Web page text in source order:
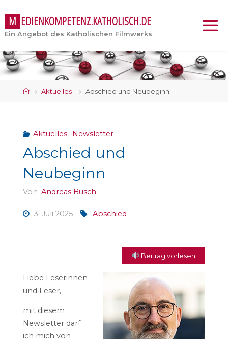
M EDIENKOMPETENZ.KATHOLISCH.DE
Ein Angebot des Katholischen Filmwerks
StartAktuelles Abschied und Neubeginn
Aktuelles, Newsletter
Abschied und
Neubeginn
Von Andreas Büsch
3. Juli 2025 Abschied
Beitrag vorlesen
Liebe Leserinnen
und Leser,
mit diesem
Newsletter darf
ich mich von